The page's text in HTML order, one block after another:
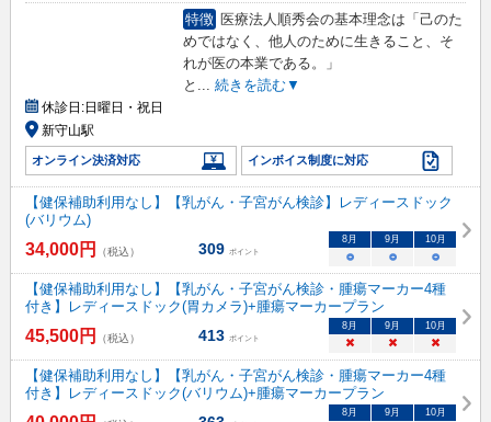
特徴 医療法人順秀会の基本理念は「己のた
めではなく、他人のために生きること、そ
れが医の本業である。」
と ... 続きを読む▼
休診日:日曜日・祝日
新守山駅
オンライン決済対応 インボイス制度に対応
【健保補助利用なし】【乳がん・子宮がん検診】レディースドック
(バリウム)
34,000円 （税込） 309 ポイント
8月 9月 10月
○ ○ ○
【健保補助利用なし】【乳がん・子宮がん検診・腫瘍マーカー4種
付き】レディースドック(胃カメラ)+腫瘍マーカープラン
45,500円 （税込） 413 ポイント
8月 9月 10月
× × ×
【健保補助利用なし】【乳がん・子宮がん検診・腫瘍マーカー4種
付き】レディースドック(バリウム)+腫瘍マーカープラン
8月 9月 10月